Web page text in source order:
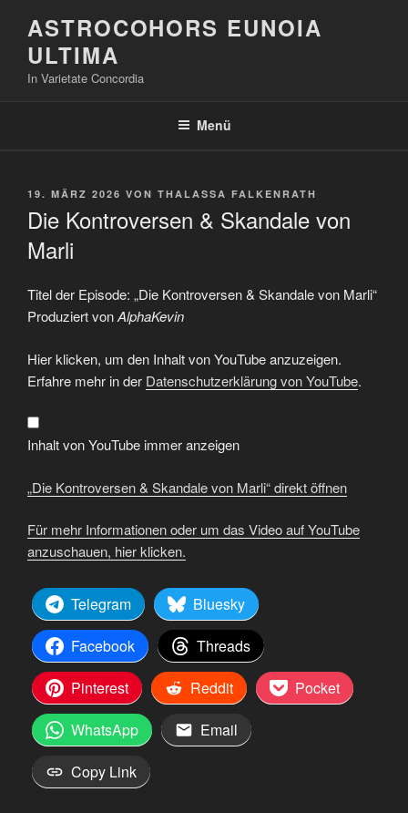
Inhalt
springen
ASTROCOHORS EUNOIA
ULTIMA
In Varietate Concordia
Menü
VERÖFFENTLICHT
19. MÄRZ 2026 VON THALASSA FALKENRATH
Die Kontroversen & Skandale von
Marli
Titel der Episode: „Die Kontroversen & Skandale von Marli“
Produziert vonAlphaKevin
„Die
Kontroversen
&
Skandale
Marli“
von
YouTube
anzeigen
Hier klicken, um den Inhalt von YouTube anzuzeigen.
Erfahre mehr in der Datenschutzerklärung von YouTube.
Inhalt von YouTube immer anzeigen
„Die Kontroversen & Skandale von Marli“ direkt öffnen
Für mehr Informationen oder um das Video auf YouTube
anzuschauen, hier klicken.
Telegram
Bluesky
Facebook
Threads
Pinterest
Reddit
Pocket
WhatsApp
Email
Copy Link